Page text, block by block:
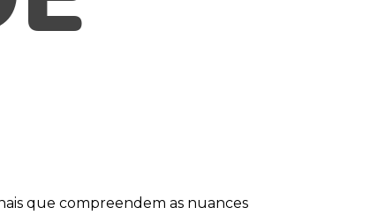
que compreendem as nuances